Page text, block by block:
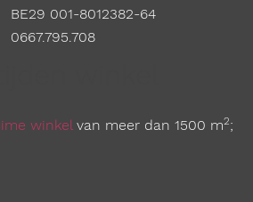
BE29 001-8012382-64
0667.795.708
winkelvan meer dan 1500 m2;